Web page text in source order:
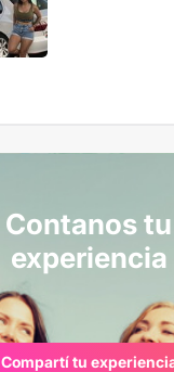
Contanos tu
experiencia
Compartí tu